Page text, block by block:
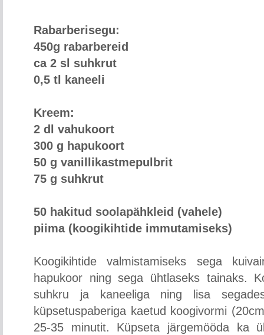
Rabarberisegu:
450g rabarbereid
ca 2 sl suhkrut
0,5 tl kaneeli
Kreem:
2 dl vahukoort
300 g hapukoort
50 g vanillikastmepulbrit
75 g suhkrut
50 hakitud soolapähkleid (vahele)
piima (koogikihtide immutamiseks)
Koogikihtide valmistamiseks sega
hapukoor ning sega ühtlaseks tainaks.
suhkru ja kaneeliga ning lisa
küpsetuspaberiga kaetud koogivormi
25-35 minutit. Küpseta järgemööda ka